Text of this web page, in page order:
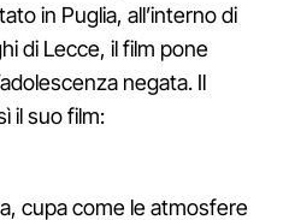
in Puglia, all’interno di
di Lecce, il film pone
negata. Il
il suo film:
cupa come le atmosfere